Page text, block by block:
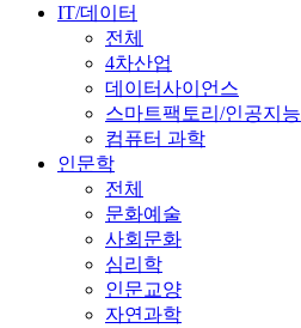
IT/데이터
전체
4차산업
데이터사이언스
스마트팩토리/인공지능
컴퓨터 과학
인문학
전체
문화예술
사회문화
심리학
인문교양
자연과학